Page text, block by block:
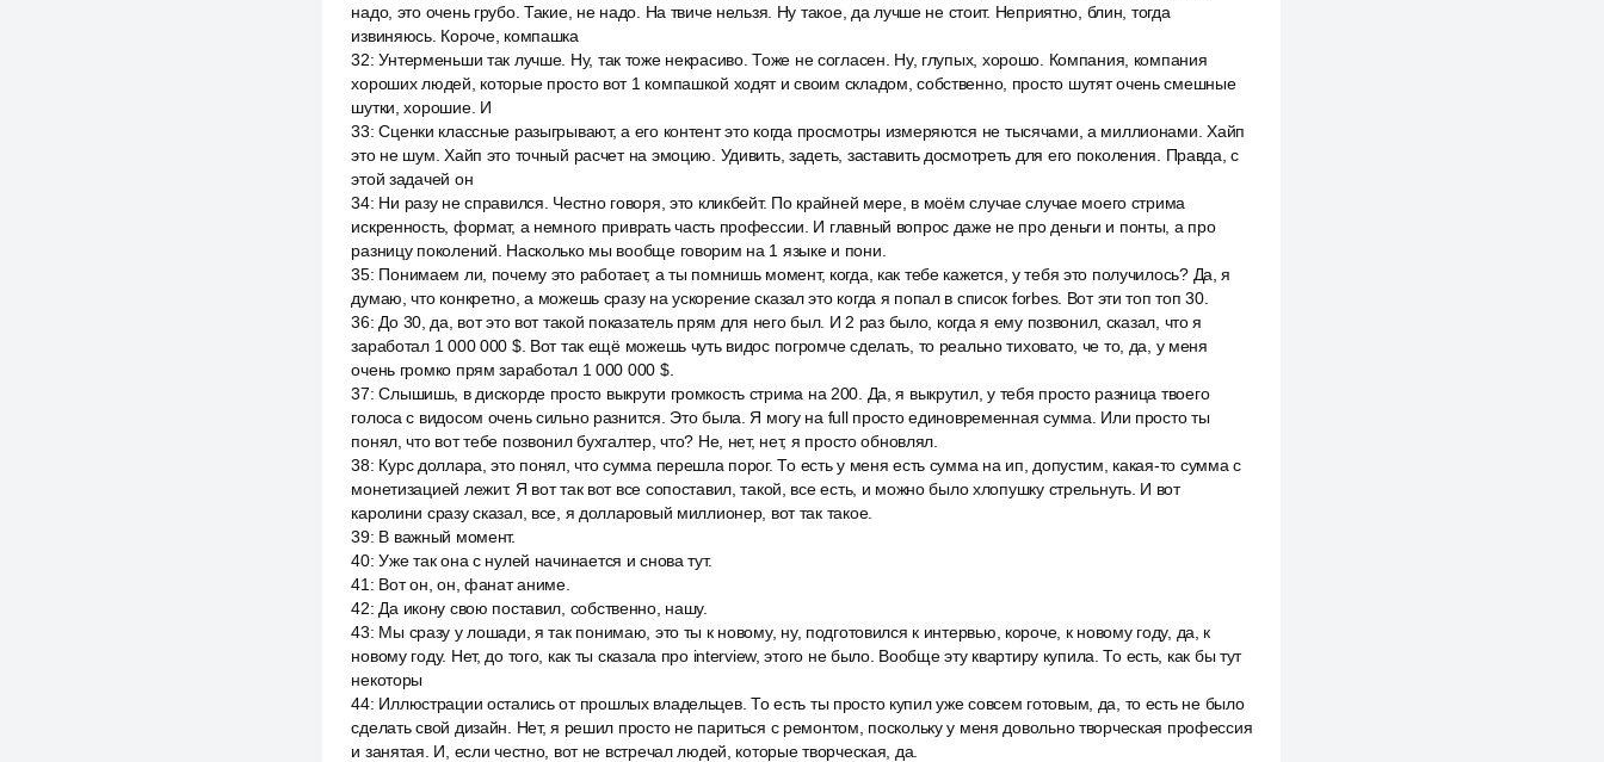
надо, это очень грубо. Такие, не надо. На твиче нельзя. Ну такое, да лучше не стоит. Неприятно, блин, тогда
извиняюсь. Короче, компашка
32:Унтерменьши так лучше. Ну, так тоже некрасиво. Тоже не согласен. Ну, глупых, хорошо. Компания, компания
хороших людей, которые просто вот 1 компашкой ходят и своим складом, собственно, просто шутят очень смешные
шутки, хорошие. И
33:Сценки классные разыгрывают, а его контент это когда просмотры измеряются не тысячами, а миллионами. Хайп
это не шум. Хайп это точный расчет на эмоцию. Удивить, задеть, заставить досмотреть для его поколения. Правда, с
этой задачей он
34: Ни разу не справился. Честно говоря, это кликбейт. По крайней мере, в моём случае случае моего стрима
искренность, формат, а немного приврать часть профессии. И главный вопрос даже не про деньги и понты, а про
разницу поколений. Насколько мы вообще говорим на 1 языке и пони.
35: Понимаем ли, почему это работает, а ты помнишь момент, когда, как тебе кажется, у тебя это получилось? Да, я
думаю, что конкретно, а можешь сразу на ускорение сказал это когда я попал в список forbes. Вот эти топ топ 30.
36: До 30, да, вот это вот такой показатель прям для него был. И 2 раз было, когда я ему позвонил, сказал, что я
заработал 1 000 000 $. Вот так ещё можешь чуть видос погромче сделать, то реально тиховато, че то, да, у меня
очень громко прям заработал 1 000 000 $.
37:Слышишь, в дискорде просто выкрути громкость стрима на 200. Да, я выкрутил, у тебя просто разница твоего
голоса с видосом очень сильно разнится. Это была. Я могу на full просто единовременная сумма. Или просто ты
понял, что вот тебе позвонил бухгалтер, что? Не, нет, нет, я просто обновлял.
38: Курс доллара, это понял, что сумма перешла порог. То есть у меня есть сумма на ип, допустим, какая-то сумма с
монетизацией лежит. Я вот так вот все сопоставил, такой, все есть, и можно было хлопушку стрельнуть. И вот
каролини сразу сказал, все, я долларовый миллионер, вот так такое.
39: В важный момент.
40:Уже так она с нулей начинается и снова тут.
41 : Вот он, он, фанат аниме.
42: Да икону свою поставил, собственно, нашу.
43: Мы сразу у лошади, я так понимаю, это ты к новому, ну, подготовился к интервью, короче, к новому году, да, к
новому году. Нет, до того, как ты сказала про interview, этого не было. Вообще эту квартиру купила. То есть, как бы тут
некоторы
44: Иллюстрации остались от прошлых владельцев. То есть ты просто купил уже совсем готовым, да, то есть не было
сделать свой дизайн. Нет, я решил просто не париться с ремонтом, поскольку у меня довольно творческая профессия
и занятая. И, если честно, вот не встречал людей, которые творческая, да.